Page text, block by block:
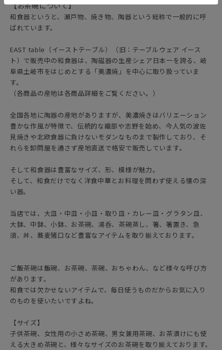
【お茶碗について】
和食器というと、瀬戸物、焼き物、陶器という総称で一般的に呼
ばれています。
EAST table（イーストテーブル）（旧：テーブルウェア イース
ト）で販売中の和食器は、陶磁器の生産シェア日本一を誇る、岐
阜県土岐市をはじめとする「美濃焼」を中心に取り扱っていま
す。
（各商品の産地は各商品詳細をご覧ください。）
全国各地に陶器の産地がありますが、美濃焼きはバリエーション
豊かな作風が特徴で、伝統的な織部や志野を始め、今人気の波佐
見焼きや北欧食器に負けないモダンなものまで製作しており、そ
れらを卸問屋を通さず産地直送で格安で販売しています。
そして和食器は豊富なサイズ、形、模様が魅力。
そして、和食だけでなく洋食中華とお料理を問わず使える懐の深
い器。
当店では、大皿・中皿・小皿・取り皿・カレー皿・グラタン皿、
大鉢、中鉢、小鉢、お茶碗、湯呑、茶碗蒸し、箸、箸置き、急
須、丼、蕎麦猪口など豊富なアイテムを取り揃えております。
ご飯茶碗は飯碗、お茶碗、茶碗、おちゃわん、など様々な呼び方
があります。
和食では欠かせないアイテムで、毎日使うものだからお気に入り
のものを使いたいですよね。
【サイズ】
子供茶碗、女性用の小さめ茶碗、男女兼用茶碗、お茶漬けにも使
える大きめ茶碗と、様々なサイズのお茶碗を取り揃えております。